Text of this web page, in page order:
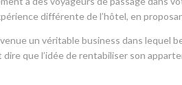
différente de l’hôtel, en
un véritable business dans lequel
que l’idée de rentabiliser son